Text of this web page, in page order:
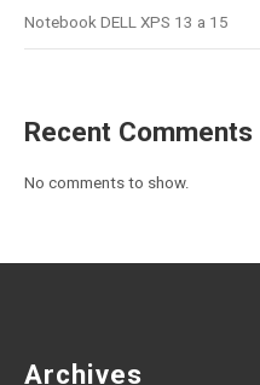
Notebook DELL XPS 13 a 15
Recent Comments
No comments to show.
Archives